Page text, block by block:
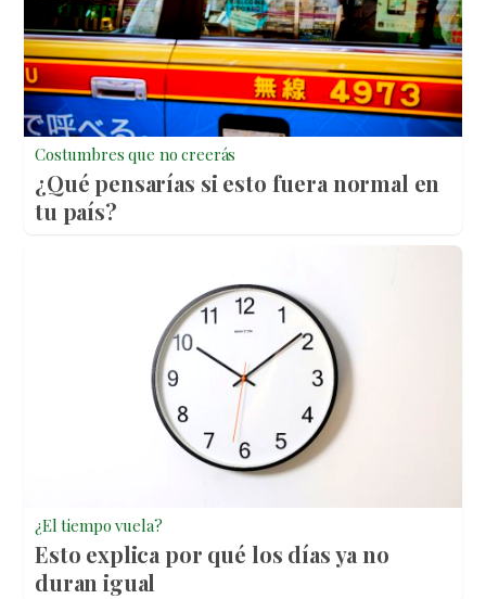
Costumbres que no creerás
¿Qué pensarías si esto fuera normal en
tu país?
¿El tiempo vuela?
Esto explica por qué los días ya no
duran igual